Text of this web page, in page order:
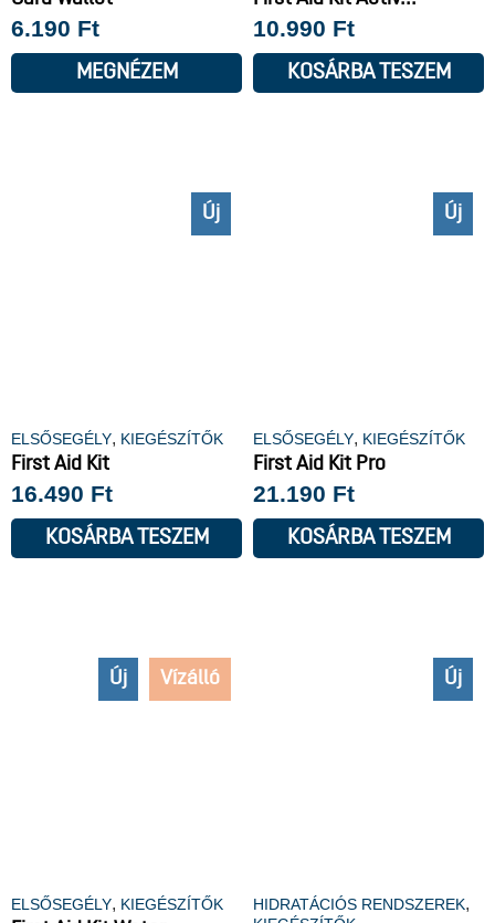
6.190 Ft
MEGNÉZEM
10.990 Ft
KOSÁRBA TESZEM
Új
ELSŐSEGÉLY, KIEGÉSZÍTŐK
First Aid Kit
16.490 Ft
KOSÁRBA TESZEM
Új
ELSŐSEGÉLY, KIEGÉSZÍTŐK
First Aid Kit Pro
21.190 Ft
KOSÁRBA TESZEM
Új Vízálló
ELSŐSEGÉLY, KIEGÉSZÍTŐK
Új
HIDRATÁCIÓS RENDSZEREK,